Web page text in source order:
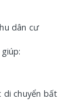
dân cư
di chuyển bất